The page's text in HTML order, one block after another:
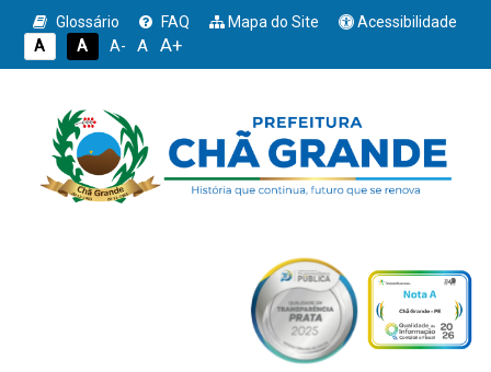
Glossário FAQ Mapa do Site
Acessibilidade
A
A A- A A+